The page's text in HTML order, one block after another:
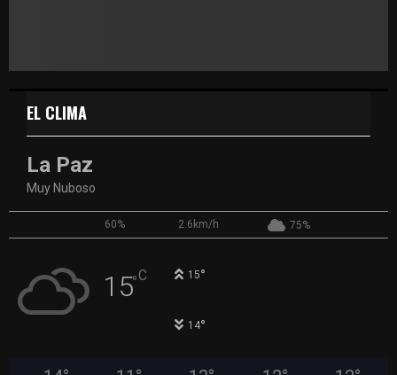
EL CLIMA
La Paz
Muy Nuboso
60% 2.6km/h 75%
15°C 15°
14°